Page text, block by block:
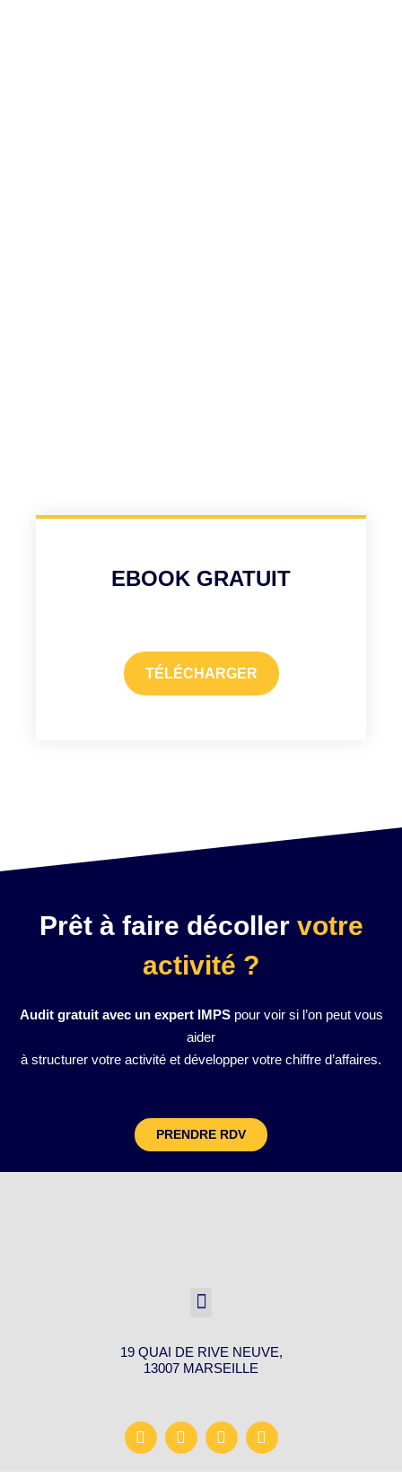
EBOOK GRATUIT
TÉLÉCHARGER
Prêt à faire décoller votre
activité ?
Audit gratuit avec un expert IMPSpour voir si l’on peut vous
aider
à structurer votre activité et développer votre chiffre d’affaires.
PRENDRE RDV
19 QUAI DE RIVE NEUVE,
13007 MARSEILLE